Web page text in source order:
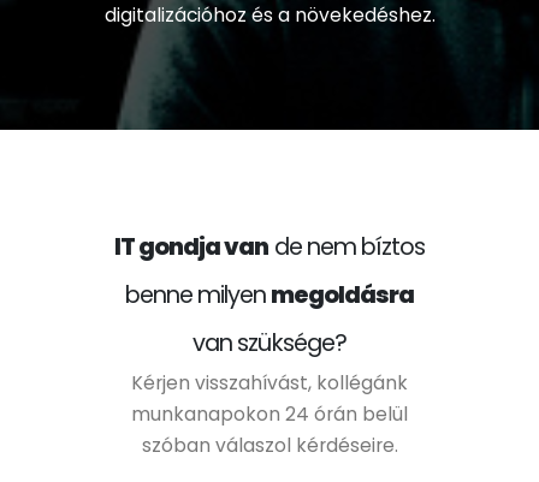
digitalizációhoz és a növekedéshez.
IT gondja van de nem bíztos
benne milyenmegoldásra
van szüksége?
Kérjen visszahívást, kollégánk
munkanapokon 24 órán belül
szóban válaszol kérdéseire.